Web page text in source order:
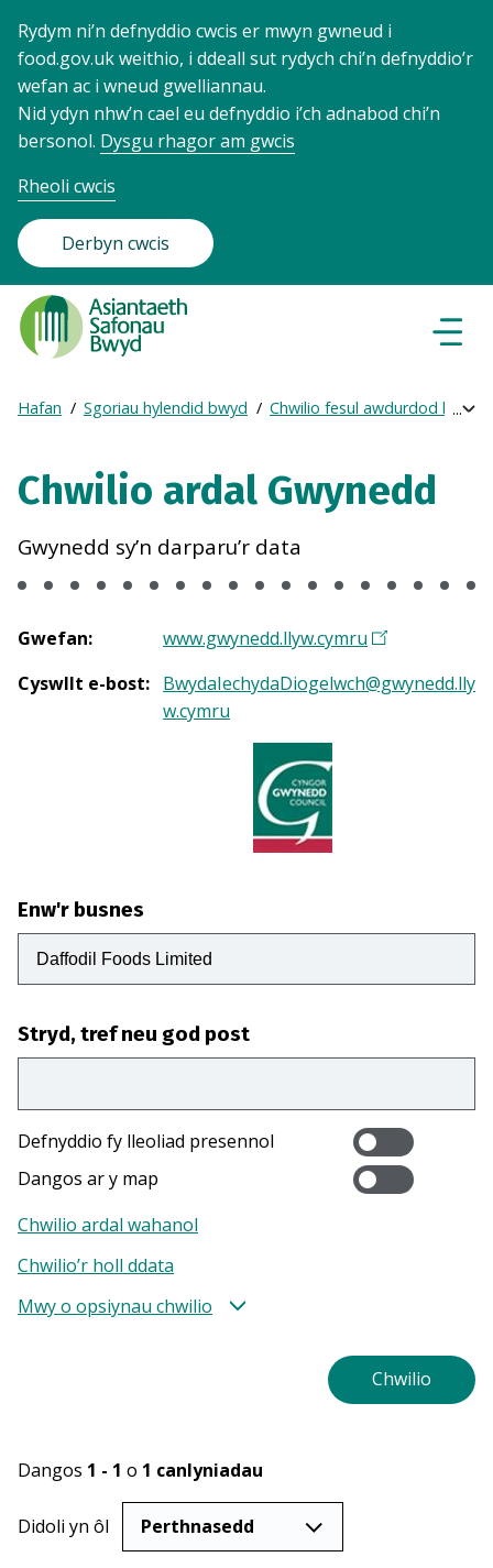
Rydym ni’n defnyddio cwcis er mwyn gwneud i
food.gov.uk weithio, i ddeall sut rydych chi’n defnyddio’r
wefan ac i wneud gwelliannau.
Nid ydyn nhw’n cael eu defnyddio i’ch adnabod chi’n
bersonol. Dysgu rhagor am gwcis
Rheoli cwcis
Derbyn cwcis
Food
Standards
Agency
Frontpage
Breadcrumb
Hafan Sgoriau hylendid bwyd Chwilio fesul awdurdod lleol
Chwilio ardal Gwynedd
Gwynedd sy’n darparu’r data
Gwefan:
www.gwynedd.llyw.cymru
Cyswllt e-bost: BwydaIechydaDiogelwch@gwynedd.lly
w.cymru
Enw'r busnes
Stryd, tref neu god post
Defnyddio fy lleoliad presennol
Dangos ar y map
Chwilio ardal wahanol
Chwilio’r holl ddata
Mwy o opsiynau chwilio
Dangos 1 - 1 o 1 canlyniadau
Didoli yn ôl